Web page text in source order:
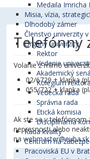
Medaila Imricha
Misia, vízia,
Dlhodobý zámer
Členstvo univerzity
Orgány univerzity
Rektor
Vedenie
Akademický
Kolégium
Vedecká rada
Správna rada
Etická komisia
Disciplinárna
Rada kvality
Centrum na
Pracoviská EU v
Telefónny
Volanie z mimo
02/6729 + klapka
055/722 + klapka
Ak ste sa v telefónnom
nepresnosti alebo
nawebmaster@euba.sk